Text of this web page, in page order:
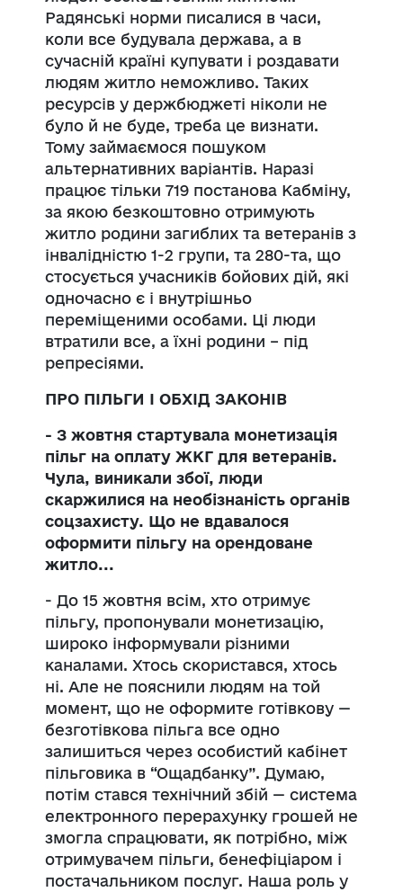
Радянські норми писалися в часи,
коли все будувала держава, а в
сучасній країні купувати і роздавати
людям житло неможливо. Таких
ресурсів у держбюджеті ніколи не
було й не буде, треба це визнати.
Тому займаємося пошуком
альтернативних варіантів. Наразі
працює тільки 719 постанова Кабміну,
за якою безкоштовно отримують
житло родини загиблих та ветеранів з
інвалідністю 1-2 групи, та 280-та, що
стосується учасників бойових дій, які
одночасно є і внутрішньо
переміщеними особами. Ці люди
втратили все, а їхні родини – під
репресіями.
ПРО ПІЛЬГИ І ОБХІД ЗАКОНІВ
- З жовтня стартувала монетизація
пільг на оплату ЖКГ для ветеранів.
Чула, виникали збої, люди
скаржилися на необізнаність органів
соцзахисту. Що не вдавалося
оформити пільгу на орендоване
житло...
- До 15 жовтня всім, хто отримує
пільгу, пропонували монетизацію,
широко інформували різними
каналами. Хтось скористався, хтось
ні. Але не пояснили людям на той
момент, що не оформите готівкову —
безготівкова пільга все одно
залишиться через особистий кабінет
пільговика в “Ощадбанку”. Думаю,
потім стався технічний збій — система
електронного перерахунку грошей не
змогла спрацювати, як потрібно, між
отримувачем пільги, бенефіціаром і
постачальником послуг. Наша роль у